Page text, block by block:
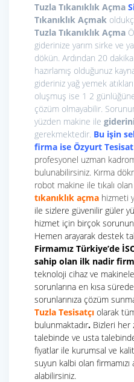
Tuzla Tıkanıklık Açma
Tıkanıklık Açmak
Tuzla Tıkanıklık Açma
giderinize yarım sirke ve
dökün. Ardından 20
hazırlamış olduğunuz
gideriniz yağ yemek
oluşmuş ise 1 2
çözüm olmayabilir.
yüzden makine ile
gerekmektedir. Bu işin
firma ise Özyurt Tesisat
profesyonel uzman
bulunabilirsiniz. Kırma
robot makine ile tıkalı
tıkanıklık açma hizmeti
ile sizlere güvenilir güler
hizmet için birçok
Hemen arayarak destek
Firmamız Türkiye’de
sahip olan ilk nadir
teknoloji cihaz ve
sorunlarına en kısa sürede
sorunlarınıza çözüm
Tuzla Tesisatçı olarak
bulunmaktadır. Bizleri her
talebinde ve usta
fiyatlar ile kurumsal ve
suyun kalbi olan
alabilirsiniz.